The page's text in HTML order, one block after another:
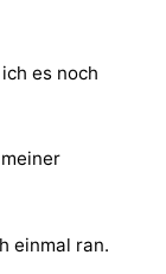
es noch
einmal ran.